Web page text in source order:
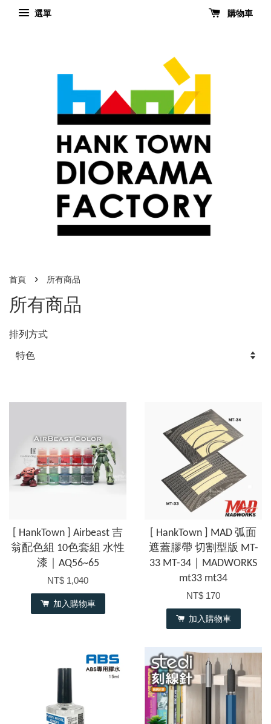
選單 購物車
首頁 › 所有商品
所有商品
排列方式
[ HankTown ] Airbeast 吉
翁配色組 10色套組 水性
漆｜AQ56~65
NT$ 1,040
加入購物車
[ HankTown ] MAD 弧面
遮蓋膠帶 切割型版 MT-
33 MT-34｜MADWORKS
mt33 mt34
NT$ 170
加入購物車